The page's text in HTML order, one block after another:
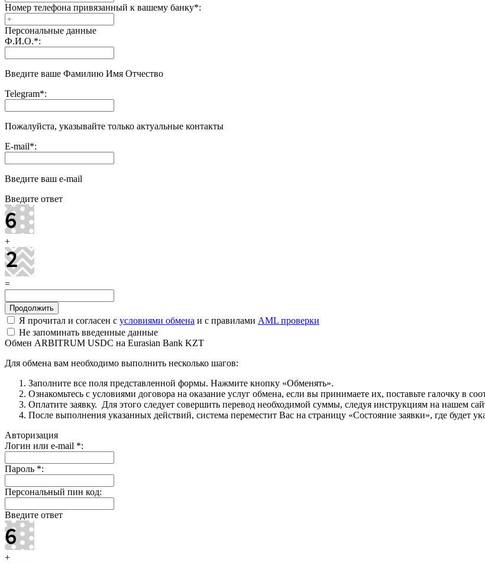
Номер телефона привязанный к вашему банку*:
Персональные данные
Ф.И.О.*:
Введите ваше Фамилию Имя Отчество
Telegram*:
Пожалуйста, указывайте только актуальные контакты
E-mail*:
Введите ваш e-mail
Введите ответ
+
=
Я прочитал и согласен с условиями обмена и с правилами AML проверки
Не запоминать введенные данные
Обмен ARBITRUM USDC на Eurasian Bank KZT
Для обмена вам необходимо выполнить несколько шагов:
Заполните все поля представленной формы. Нажмите кнопку «Обменять».
Ознакомьтесь с условиями договора на оказание услуг обмена, если вы принимаете их, поставьте галочку в
Оплатите заявку. Для этого следует совершить перевод необходимой суммы, следуя инструкциям на нашем
После выполнения указанных действий, система переместит Вас на страницу «Состояние заявки», где будет
Авторизация
Логин или e-mail *:
Пароль *:
Персональный пин код:
Введите ответ
+